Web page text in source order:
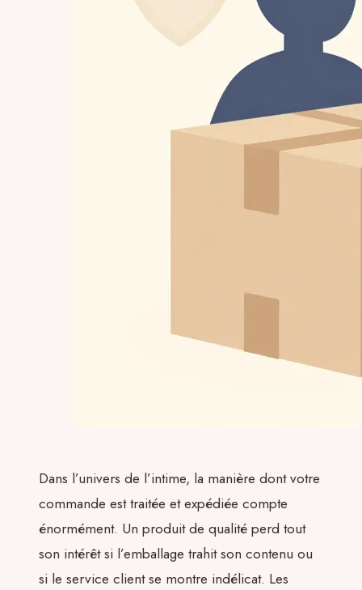
Dans l’univers de l’intime, la manière dont votre
commande est traitée et expédiée compte
énormément. Un produit de qualité perd tout
son intérêt si l’emballage trahit son contenu ou
si le service client se montre indélicat. Les